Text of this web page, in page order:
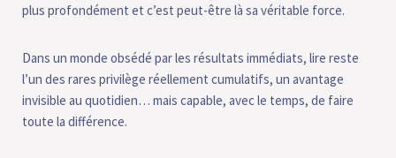
plus profondément et c’est peut-être là sa véritable force.
Dans un monde obsédé par les résultats immédiats, lire reste
l’un des rares privilège réellement cumulatifs, un avantage
invisible au quotidien… mais capable, avec le temps, de faire
toute la différence.